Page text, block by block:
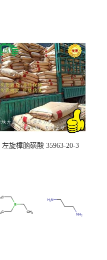
左旋樟脑磺酸 35963-20-3